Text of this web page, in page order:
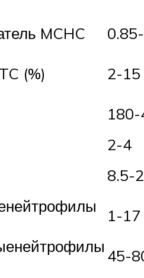
MCHC
(%)
2-15
2-4
8.5-
1-17
45-